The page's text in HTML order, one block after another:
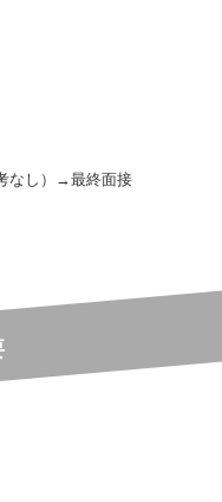
なし）→最終面接